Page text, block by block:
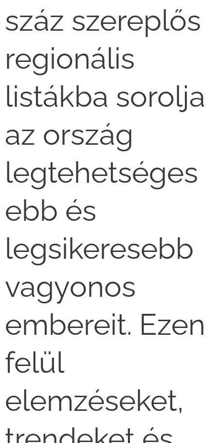
száz szereplős
regionális
listákba sorolja
az ország
legtehetséges
ebb és
legsikeresebb
vagyonos
embereit. Ezen
felül
elemzéseket,